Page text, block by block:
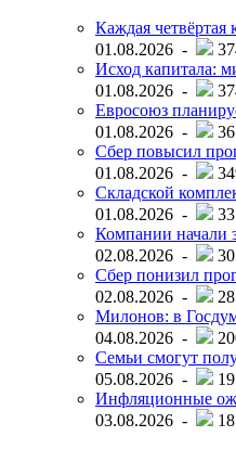
Каждая четвёртая
01.08.2026 -
Исход капитала:
01.08.2026 -
Евросоюз
01.08.2026 -
Сбер повысил
01.08.2026 -
Складской
01.08.2026 -
Компании начали
02.08.2026 -
Сбер понизил
02.08.2026 -
Милонов: в
04.08.2026 -
Семьи смогут
05.08.2026 -
Инфляционные
03.08.2026 -